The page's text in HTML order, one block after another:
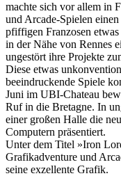
machte sich vor allem in
und Arcade-Spielen
pfiffigen Franzosen
in der Nähe von Rennes
ungestört ihre Projekte
Diese etwas
beeindruckende Spiele
Juni im UBI-Chateau
Ruf in die Bretagne. In
einer großen Halle die
Computern präsentiert.
Unter dem Titel »Iron
Grafikadventure und
seine exzellente Grafik.